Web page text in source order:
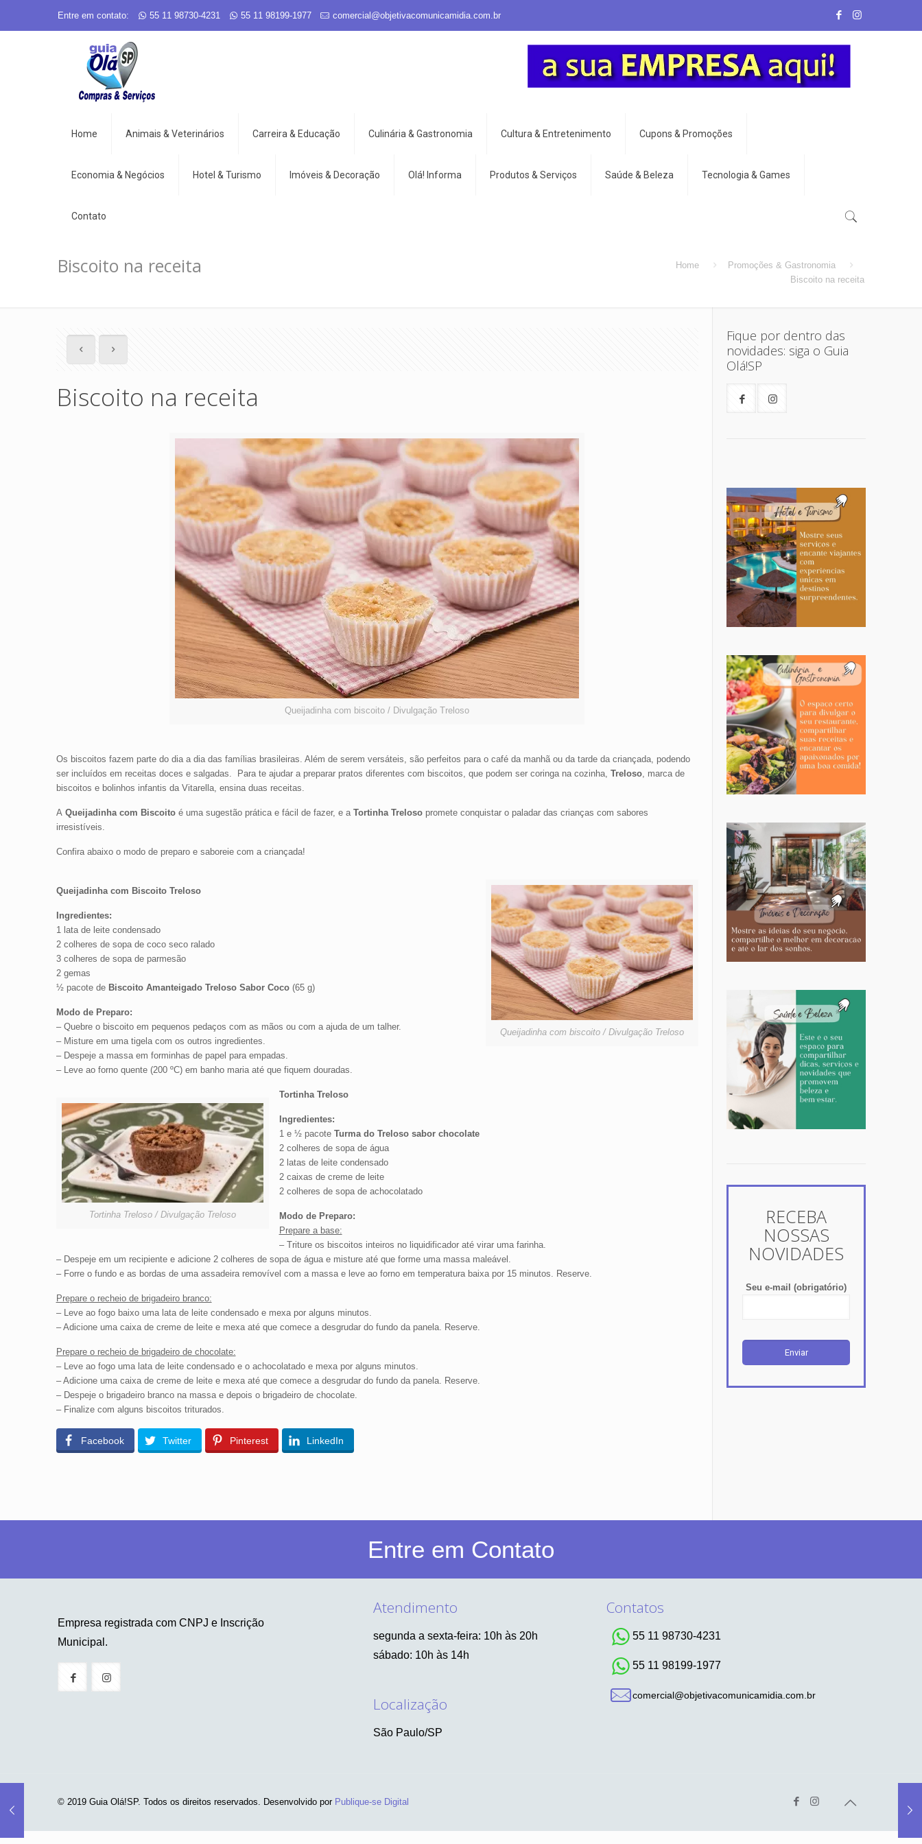
Entre em contato: 55 11 98730-4231 55 11 98199-1977 comercial@objetivacomunicamidia.com.br
Home Animais & Veterinários Carreira & Educação Culinária & Gastronomia Cultura & Entretenimento Cupons & Promoções
Economia & Negócios Hotel & Turismo Imóveis & Decoração Olá! Informa Produtos & Serviços Saúde & Beleza Tecnologia & Games
Contato
Biscoito na receita Home
Promoções & Gastronomia
Biscoito na receita
Biscoito na receita
Queijadinha com biscoito / Divulgação Treloso
Os biscoitos fazem parte do dia a dia das famílias brasileiras. Além de serem versáteis, são perfeitos para o café da manhã ou da tarde da criançada, podendo
ser incluídos em receitas doces e salgadas. Para te ajudar a preparar pratos diferentes com biscoitos, que podem ser coringa na cozinha, Treloso, marca de
biscoitos e bolinhos infantis da Vitarella, ensina duas receitas.
A Queijadinha com Biscoitoé uma sugestão prática e fácil de fazer, e a Tortinha Treloso promete conquistar o paladar das crianças com sabores
irresistíveis.
Confira abaixo o modo de preparo e saboreie com a criançada!
Queijadinha com biscoito / Divulgação Treloso
Queijadinha com Biscoito Treloso
Ingredientes:
1 lata de leite condensado
2 colheres de sopa de coco seco ralado
3 colheres de sopa de parmesão
2 gemas
½ pacote de Biscoito Amanteigado Treloso Sabor Coco (65 g)
Modo de Preparo:
– Quebre o biscoito em pequenos pedaços com as mãos ou com a ajuda de um talher.
– Misture em uma tigela com os outros ingredientes.
– Despeje a massa em forminhas de papel para empadas.
– Leve ao forno quente (200 ºC) em banho maria até que fiquem douradas.
Tortinha Treloso / Divulgação Treloso
Tortinha Treloso
Ingredientes:
1 e ½ pacote Turma do Treloso sabor chocolate
2 colheres de sopa de água
2 latas de leite condensado
2 caixas de creme de leite
2 colheres de sopa de achocolatado
Modo de Preparo:
Prepare a base:
– Triture os biscoitos inteiros no liquidificador até virar uma farinha.
– Despeje em um recipiente e adicione 2 colheres de sopa de água e misture até que forme uma massa maleável.
– Forre o fundo e as bordas de uma assadeira removível com a massa e leve ao forno em temperatura baixa por 15 minutos. Reserve.
Prepare o recheio de brigadeiro branco:
– Leve ao fogo baixo uma lata de leite condensado e mexa por alguns minutos.
– Adicione uma caixa de creme de leite e mexa até que comece a desgrudar do fundo da panela. Reserve.
Prepare o recheio de brigadeiro de chocolate:
– Leve ao fogo uma lata de leite condensado e o achocolatado e mexa por alguns minutos.
– Adicione uma caixa de creme de leite e mexa até que comece a desgrudar do fundo da panela. Reserve.
– Despeje o brigadeiro branco na massa e depois o brigadeiro de chocolate.
– Finalize com alguns biscoitos triturados.
Facebook Twitter Pinterest LinkedIn
Fique por dentro das
novidades: siga o Guia
Olá!SP
RECEBA
NOSSAS
NOVIDADES
Seu e-mail (obrigatório)
Entre em Contato
Empresa registrada com CNPJ e Inscrição
Municipal.
Atendimento
segunda a sexta-feira: 10h às 20h
sábado: 10h às 14h
Localização
São Paulo/SP
Contatos
55 11 98730-4231
55 11 98199-1977
comercial@objetivacomunicamidia.com.br
© 2019 Guia Olá!SP. Todos os direitos reservados. Desenvolvido por Publique-se Digital